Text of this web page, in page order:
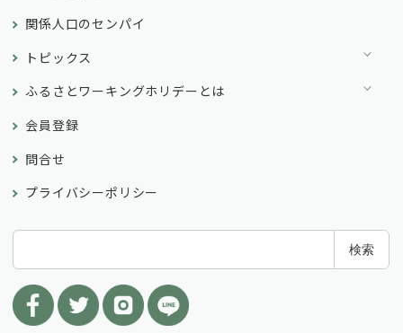
関係人口のセンパイ
トピックス
ふるさとワーキングホリデーとは
会員登録
問合せ
プライバシーポリシー
索
検索